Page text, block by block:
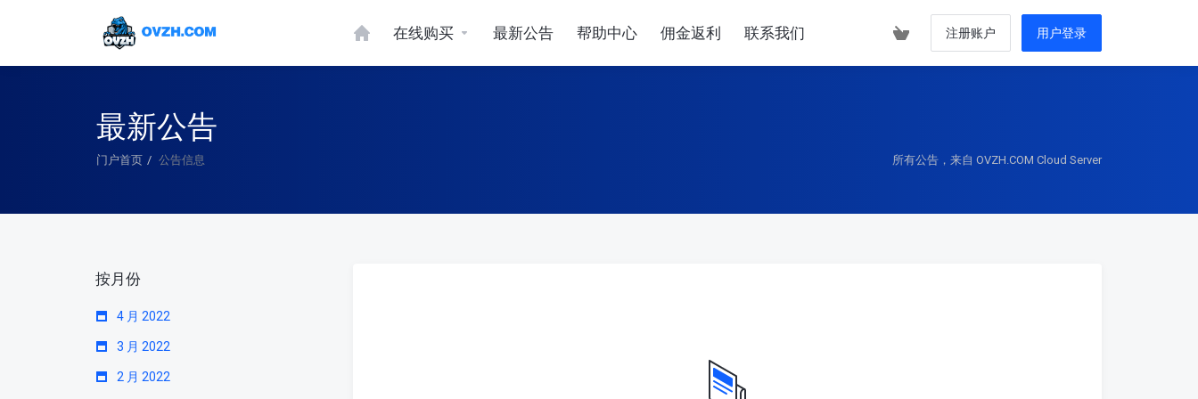
在线购买 最新公告 帮助中心 佣金返利 联系我们 注册账户 用户登录
最新公告
门户首页 公告信息 所有公告，来自 OVZH.COM Cloud Server
按月份
4 月 2022
3 月 2022
2 月 2022